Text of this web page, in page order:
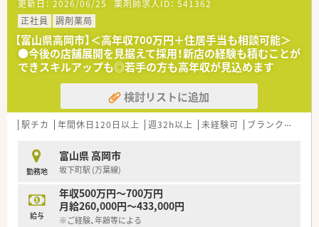
更新日： 2026/06/25 薬剤師求人ID： 541362
正社員
調剤薬局
【富山県高岡市】＜高年収700万円＋住居手当も相談可能＞
●今後の店舗展開を見据えて採用！新店の経験も積むことが
できスキルアップも◎若手の方も高年収が見込めます
検討リストに追加
駅チカ 年間休日120日以上 週32h以上 未経験可 ブランク可
勤務地
富山県 高岡市
坂下町駅 (万葉線)
給与
年収500万円～700万円
月給260,000円～433,000円
※ご経験、年齢等による